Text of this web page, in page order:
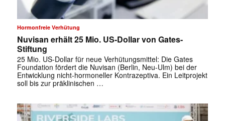
Hormonfreie Verhütung
Nuvisan erhält 25 Mio. US-Dollar von Gates-
Stiftung
25 Mio. US-Dollar für neue Verhütungsmittel: Die Gates
Foundation fördert die Nuvisan (Berlin, Neu-Ulm) bei der
Entwicklung nicht-hormoneller Kontrazeptiva. Ein Leitprojekt
soll bis zur präklinischen …